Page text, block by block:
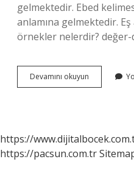
gelmektedir. Ebed
anlamına gelmektedir.
örnekler nelerdir? değer-
Devamını okuyun
Kelimesinin
https://
https://pacsun.com.tr